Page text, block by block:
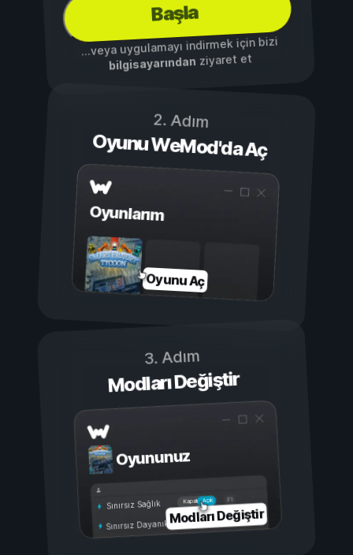
Başla
...veya uygulamayı indirmek için bizi
bilgisayarından ziyaret et
2. Adım
Oyunu WeMod'da Aç
Oyunlarım
Oyunu Aç
3. Adım
Modları Değiştir
Oyununuz
Açık
Kapalı
Sınırsız Sağlık
Sınırsız DayanıklılıkModları Değiştir